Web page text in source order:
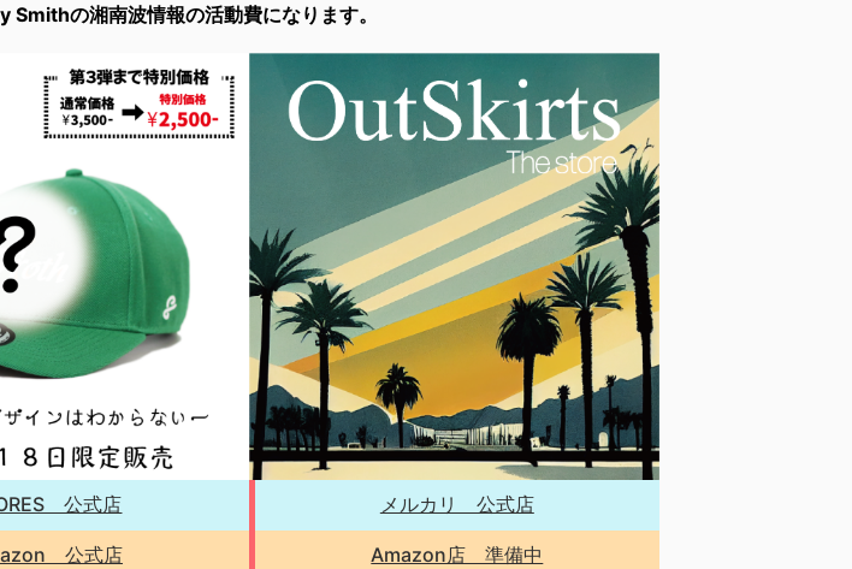
の湘南波情報の活動費になります。
公式店
公式店
メルカリ 公式店
Amazon店 準備中